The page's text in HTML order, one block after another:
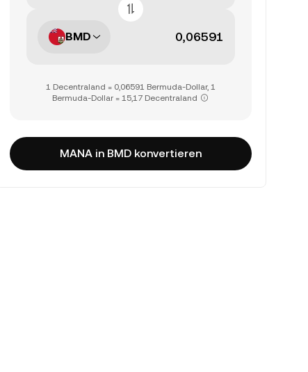
BMD
1 Decentraland = 0,06591 Bermuda-Dollar, 1
Bermuda-Dollar = 15,17 Decentraland
MANA in BMD konvertieren